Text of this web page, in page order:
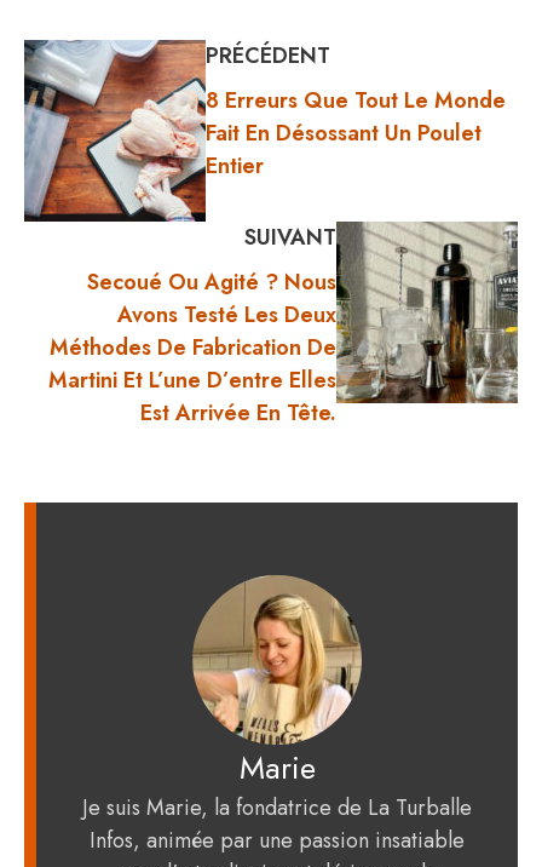
PRÉCÉDENT
8 Erreurs Que Tout Le Monde
Fait En Désossant Un Poulet
Entier
SUIVANT
Secoué Ou Agité ? Nous
Avons Testé Les Deux
Méthodes De Fabrication De
Martini Et L’une D’entre Elles
Est Arrivée En Tête.
Marie
Je suis Marie, la fondatrice de La Turballe
Infos, animée par une passion insatiable